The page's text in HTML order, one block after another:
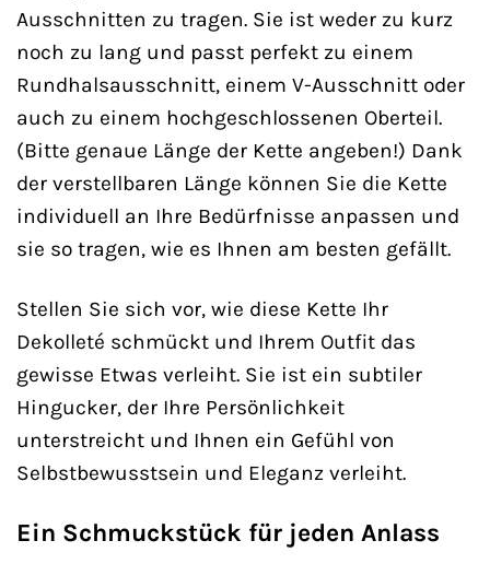
Ausschnitten zu tragen. Sie ist weder zu kurz
noch zu lang und passt perfekt zu einem
Rundhalsausschnitt, einem V-Ausschnitt oder
auch zu einem hochgeschlossenen Oberteil.
(Bitte genaue Länge der Kette angeben!) Dank
der verstellbaren Länge können Sie die Kette
individuell an Ihre Bedürfnisse anpassen und
sie so tragen, wie es Ihnen am besten gefällt.
Stellen Sie sich vor, wie diese Kette Ihr
Dekolleté schmückt und Ihrem Outfit das
gewisse Etwas verleiht. Sie ist ein subtiler
Hingucker, der Ihre Persönlichkeit
unterstreicht und Ihnen ein Gefühl von
Selbstbewusstsein und Eleganz verleiht.
Ein Schmuckstück für jeden Anlass